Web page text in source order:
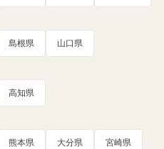
島根県 山口県
高知県
熊本県 大分県 宮崎県